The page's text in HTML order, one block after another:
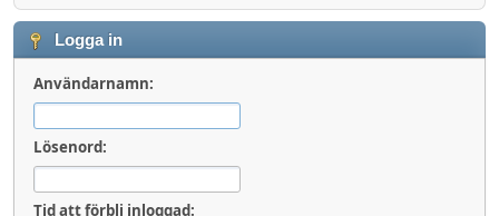
Logga in
Användarnamn:
Lösenord:
Tid att förbli inloggad: